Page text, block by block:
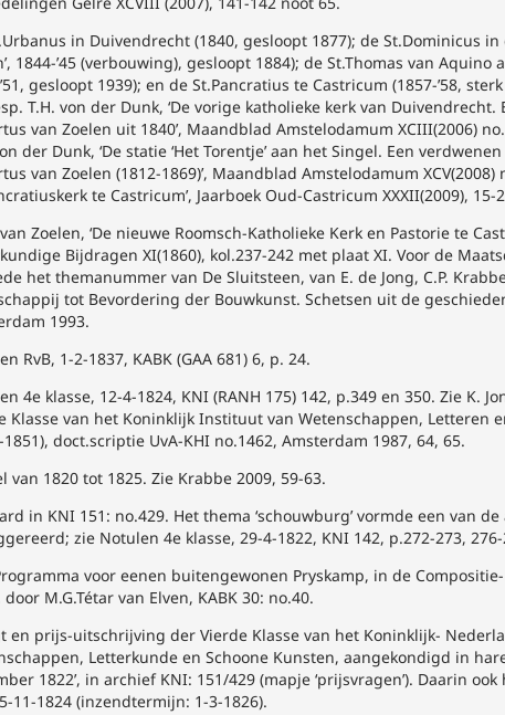
in Duivendrecht (1840, gesloopt 1877); de St.Dominicus in
1844-’45 (verbouwing), gesloopt 1884); de St.Thomas van Aquino
gesloopt 1939); en de St.Pancratius te Castricum (1857-’58,
T.H. von der Dunk, ‘De vorige katholieke kerk van
van Zoelen uit 1840’, Maandblad Amstelodamum XCIII(2006)
der Dunk, ‘De statie ‘Het Torentje’ aan het Singel. Een
van Zoelen (1812-1869)’, Maandblad Amstelodamum XCV(2008)
te Castricum’, Jaarboek Oud-Castricum XXXII(2009), 15-
Zoelen, ‘De nieuwe Roomsch-Katholieke Kerk en Pastorie te
Bijdragen XI(1860), kol.237-242 met plaat XI. Voor de
het themanummer van De Sluitsteen, van E. de Jong, C.P.
tot Bevordering der Bouwkunst. Schetsen uit de
1993.
RvB, 1-2-1837, KABK (GAA 681) 6, p. 24.
4e klasse, 12-4-1824, KNI (RANH 175) 142, p.349 en 350. Zie K.
Klasse van het Koninklijk Instituut van Wetenschappen, Letteren
1851), doct.scriptie UvA-KHI no.1462, Amsterdam 1987, 64, 65.
van 1820 tot 1825. Zie Krabbe 2009, 59-63.
in KNI 151: no.429. Het thema ‘schouwburg’ vormde een van
zie Notulen 4e klasse, 29-4-1822, KNI 142, p.272-273, 276-
voor eenen buitengewonen Pryskamp, in de
door M.G.Tétar van Elven, KABK 30: no.40.
en prijs-uitschrijving der Vierde Klasse van het Koninklijk-
Letterkunde en Schoone Kunsten, aangekondigd in
1822’, in archief KNI: 151/429 (mapje ‘prijsvragen’). Daarin
11-1824 (inzendtermijn: 1-3-1826).